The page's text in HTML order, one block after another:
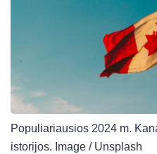
Populiariausios 2024 m.
istorijos. Image / Unsplash